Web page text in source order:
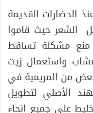
الحضارات القديمة
الشعر حيث قاموا
منع مشكلة تساقط
واستعمال زيت
من المريمية في
الأصلي لتطويل
على جميع انحاء